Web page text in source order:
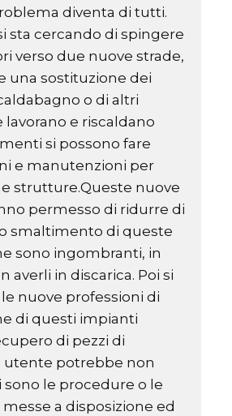
diventa di tutti.
sta cercando di spingere
verso due nuove strade,
una sostituzione dei
o di altri
e riscaldano
si possono fare
e manutenzioni per
strutture.Queste nuove
permesso di ridurre di
smaltimento di queste
sono ingombranti, in
averli in discarica. Poi si
nuove professioni di
di questi impianti
di pezzi di
utente potrebbe non
sono le procedure o le
a disposizione ed